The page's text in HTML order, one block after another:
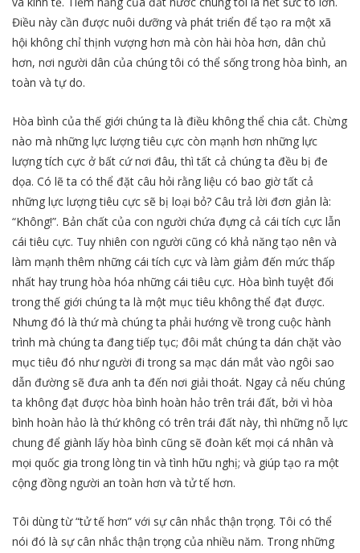
Điều này cần được nuôi dưỡng và phát triển để tạo ra một xã
hội không chỉ thịnh vượng hơn mà còn hài hòa hơn, dân chủ
hơn, nơi người dân của chúng tôi có thể sống trong hòa bình, an
toàn và tự do.
Hòa bình của thế giới chúng ta là điều không thể chia cắt. Chừng
nào mà những lực lượng tiêu cực còn mạnh hơn những lực
lượng tích cực ở bất cứ nơi đâu, thì tất cả chúng ta đều bị đe
dọa. Có lẽ ta có thể đặt câu hỏi rằng liệu có bao giờ tất cả
những lực lượng tiêu cực sẽ bị loại bỏ? Câu trả lời đơn giản là:
“Không!”. Bản chất của con người chứa đựng cả cái tích cực lẫn
cái tiêu cực. Tuy nhiên con người cũng có khả năng tạo nên và
làm mạnh thêm những cái tích cực và làm giảm đến mức thấp
nhất hay trung hòa hóa những cái tiêu cực. Hòa bình tuyệt đối
trong thế giới chúng ta là một mục tiêu không thể đạt được.
Nhưng đó là thứ mà chúng ta phải hướng về trong cuộc hành
trình mà chúng ta đang tiếp tục; đôi mắt chúng ta dán chặt vào
mục tiêu đó như người đi trong sa mạc dán mắt vào ngôi sao
dẫn đường sẽ đưa anh ta đến nơi giải thoát. Ngay cả nếu chúng
ta không đạt được hòa bình hoàn hảo trên trái đất, bởi vì hòa
bình hoàn hảo là thứ không có trên trái đất này, thì những nỗ lực
chung để giành lấy hòa bình cũng sẽ đoàn kết mọi cá nhân và
mọi quốc gia trong lòng tin và tình hữu nghị; và giúp tạo ra một
cộng đồng người an toàn hơn và tử tế hơn.
Tôi dùng từ “tử tế hơn” với sự cân nhắc thận trọng. Tôi có thể
nói đó là sự cân nhắc thận trọng của nhiều năm. Trong những